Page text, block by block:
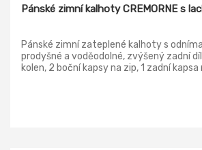
Pánské zimní kalhoty CREMORNE s
Pánské zimní zateplené kalhoty s
prodyšné a voděodolné, zvýšený zadní
kolen, 2 boční kapsy na zip, 1 zadní